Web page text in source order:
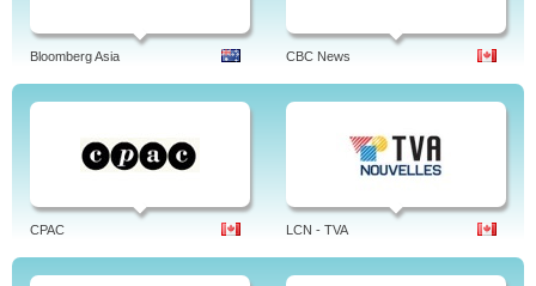
Bloomberg Asia CBC News
CPAC LCN - TVA